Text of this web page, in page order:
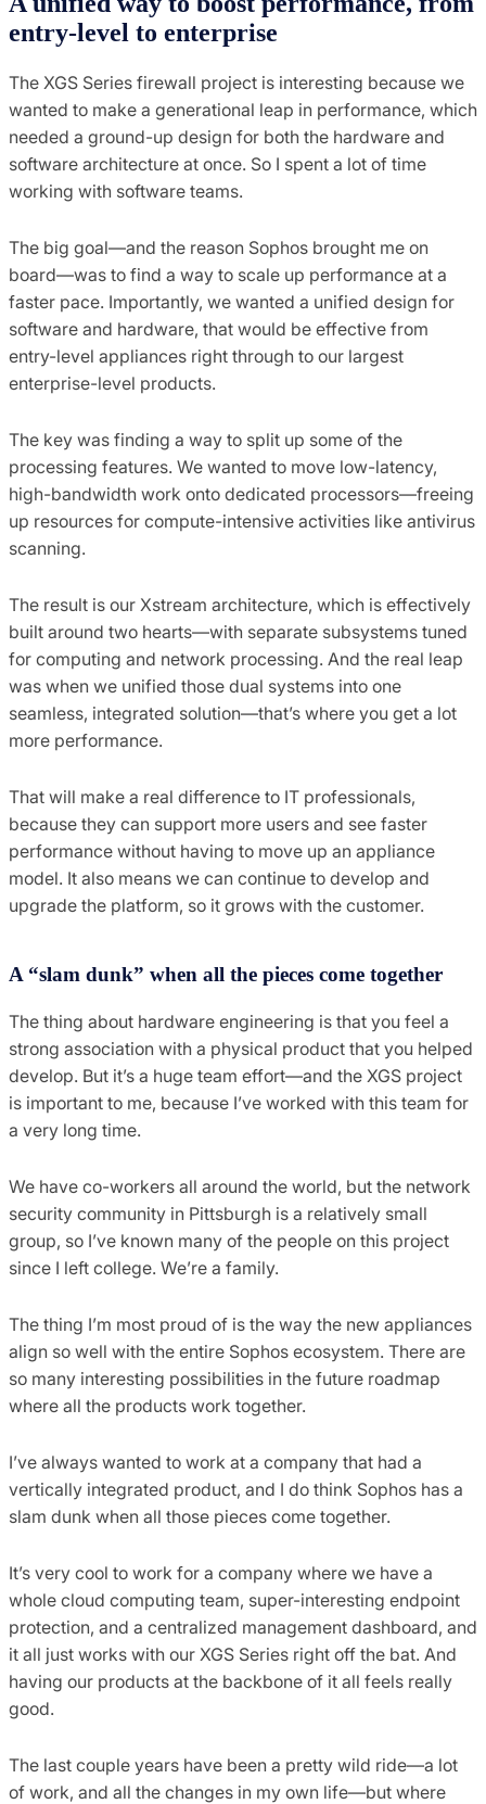
entry-level to enterprise
The XGS Series firewall project is interesting because we
wanted to make a generational leap in performance, which
needed a ground-up design for both the hardware and
software architecture at once. So I spent a lot of time
working with software teams.
The big goal—and the reason Sophos brought me on
board—was to find a way to scale up performance at a
faster pace. Importantly, we wanted a unified design for
software and hardware, that would be effective from
entry-level appliances right through to our largest
enterprise-level products.
The key was finding a way to split up some of the
processing features. We wanted to move low-latency,
high-bandwidth work onto dedicated processors—freeing
up resources for compute-intensive activities like antivirus
scanning.
The result is our Xstream architecture, which is effectively
built around two hearts—with separate subsystems tuned
for computing and network processing. And the real leap
was when we unified those dual systems into one
seamless, integrated solution—that’s where you get a lot
more performance.
That will make a real difference to IT professionals,
because they can support more users and see faster
performance without having to move up an appliance
model. It also means we can continue to develop and
upgrade the platform, so it grows with the customer.
A “slam dunk” when all the pieces come together
The thing about hardware engineering is that you feel a
strong association with a physical product that you helped
develop. But it’s a huge team effort—and the XGS project
is important to me, because I’ve worked with this team for
a very long time.
We have co-workers all around the world, but the network
security community in Pittsburgh is a relatively small
group, so I’ve known many of the people on this project
since I left college. We’re a family.
The thing I’m most proud of is the way the new appliances
align so well with the entire Sophos ecosystem. There are
so many interesting possibilities in the future roadmap
where all the products work together.
I’ve always wanted to work at a company that had a
vertically integrated product, and I do think Sophos has a
slam dunk when all those pieces come together.
It’s very cool to work for a company where we have a
whole cloud computing team, super-interesting endpoint
protection, and a centralized management dashboard, and
it all just works with our XGS Series right off the bat. And
having our products at the backbone of it all feels really
good.
The last couple years have been a pretty wild ride—a lot
of work, and all the changes in my own life—but where